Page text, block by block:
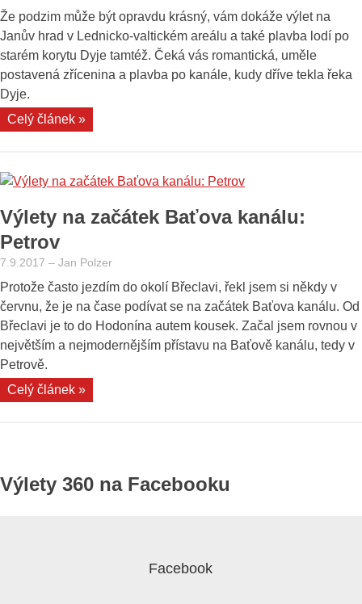
oko
dohlédne“
Že podzim může být opravdu krásný, vám dokáže výlet na
Janův hrad v Lednicko-valtickém areálu a také plavba lodí po
starém korytu Dyje tamtéž. Čeká vás romantická, uměle
postavená zřícenina a plavba po kanále, kudy dříve tekla řeka
Dyje.
Celý článek »„Výlet
a
po
Výlety na začátek Baťova kanálu:
Petrov
7.9.2017 – Jan Polzer
Protože často jezdím do okolí Břeclavi, řekl jsem si někdy v
červnu, že je na čase podívat se na začátek Baťova kanálu. Od
Břeclavi je to do Hodonína autem kousek. Začal jsem rovnou v
největším a nejmodernějším přístavu na Baťově kanálu, tedy v
Petrově.
Celý článek »„Výlety
Petrov“
Výlety 360 na Facebooku